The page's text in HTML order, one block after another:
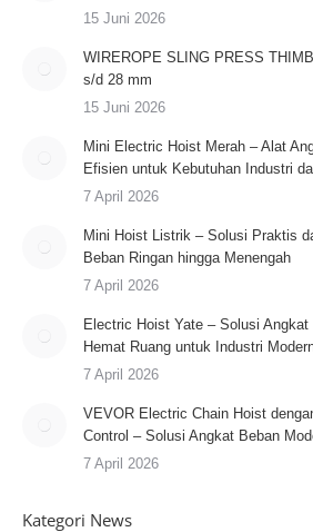
15 Juni 2026
WIREROPE SLING PRESS
s/d 28 mm
15 Juni 2026
Mini Electric Hoist Merah – Alat
Efisien untuk Kebutuhan Industri
7 April 2026
Mini Hoist Listrik – Solusi Praktis
Beban Ringan hingga Menengah
7 April 2026
Electric Hoist Yate – Solusi
Hemat Ruang untuk Industri
7 April 2026
VEVOR Electric Chain Hoist
Control – Solusi Angkat Beban
7 April 2026
Kategori News